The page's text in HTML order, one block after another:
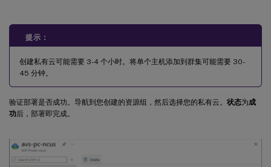
提示：
创建私有云可能需要 3-4 个小时。将单个主机添加到群集可能需要 30-
45 分钟。
验证部署是否成功。导航到您创建的资源组，然后选择您的私有云。 状态为成
功后，部署即完成。